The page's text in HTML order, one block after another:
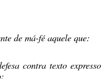
de má-fé aquele que:
contra texto expresso